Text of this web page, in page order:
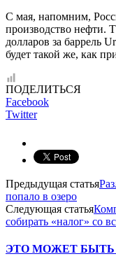
С мая, напомним,
производство нефти.
долларов за баррель
будет такой же, как
ПОДЕЛИТЬСЯ
Facebook
Twitter
Предыдущая статья
попало в озеро
Следующая статья
собирать «налог» со
ЭТО МОЖЕТ БЫТЬ